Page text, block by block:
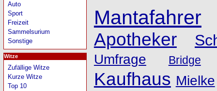
Mantafahrer
Apotheker
Umfrage Bridge
Kaufhaus Mielke
Auto
Sport
Freizeit
Sammelsurium
Sonstige
Witze
Zufällige Witze
Kurze Witze
Top 10